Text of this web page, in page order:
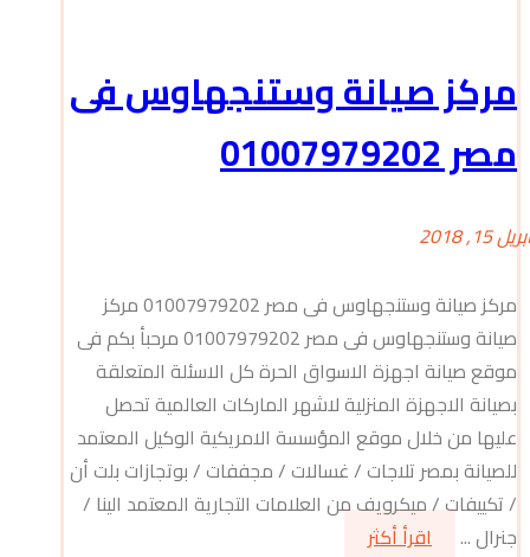
مركز صيانة وستنجهاوس فى
مصر 01007979202
أبريل 15, 2018
مركز صيانة وستنجهاوس فى مصر 01007979202 مركز
صيانة وستنجهاوس فى مصر 01007979202 مرحبأ بكم فى
موقع صيانة اجهزة الاسواق الحرة كل الاسئلة المتعلقة
بصيانة الاجهزة المنزلية لاشهر الماركات العالمية تحصل
عليها من خلال موقع المؤسسة الامريكية الوكيل المعتمد
للصيانة بمصر تلاجات / غسالات / مجففات / بوتجازات بلت أن
/ تكييفات / ميكرويف من العلامات التجارية المعتمد الينا /
جنرال ...
اقرأ أكثر